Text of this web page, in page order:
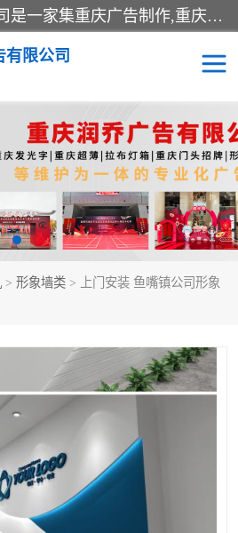
重庆润乔广告有限公司是一家集重庆广告制作,重庆标识标牌,亚克力发光字,led发光字,树脂发光字,超薄灯箱,拉布灯箱,吸塑灯箱,门头招牌,企业形象墙,写真喷绘,x展架,拉网展架,广告展架,条幅,锦旗设计,制作,施工,维护为一体的专业化广告公司.
有限公司
> 形象墙类 > 上门安装 鱼嘴镇公司形象
发光字类
形象墙类
写真喷绘类
条幅